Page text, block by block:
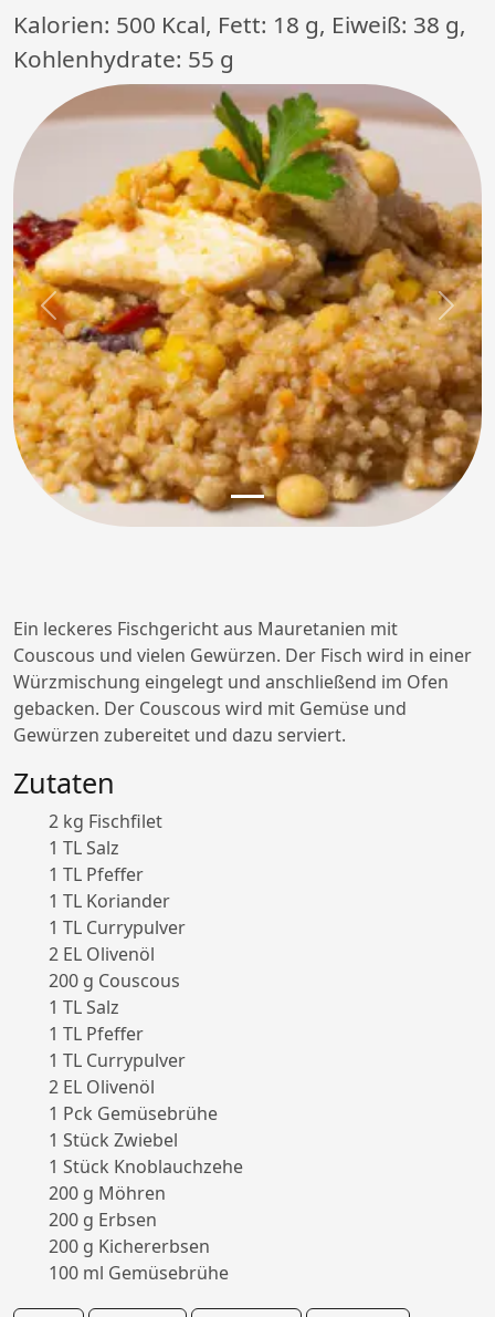
Kalorien: 500 Kcal, Fett: 18 g, Eiweiß: 38 g,
Kohlenhydrate: 55 g
Previous Next
Ein leckeres Fischgericht aus Mauretanien mit
Couscous und vielen Gewürzen. Der Fisch wird in einer
Würzmischung eingelegt und anschließend im Ofen
gebacken. Der Couscous wird mit Gemüse und
Gewürzen zubereitet und dazu serviert.
Zutaten
2 kg Fischfilet
1 TL Salz
1 TL Pfeffer
1 TL Koriander
1 TL Currypulver
2 EL Olivenöl
200 g Couscous
1 TL Salz
1 TL Pfeffer
1 TL Currypulver
2 EL Olivenöl
1 Pck Gemüsebrühe
1 Stück Zwiebel
1 Stück Knoblauchzehe
200 g Möhren
200 g Erbsen
200 g Kichererbsen
100 ml Gemüsebrühe